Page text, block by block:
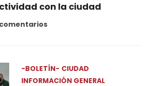
con la ciudad
-BOLETÍN- CIUDAD
INFORMACIÓN GENERAL